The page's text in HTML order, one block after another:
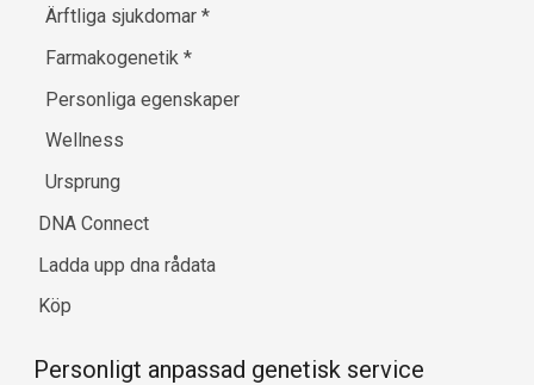
Ärftliga sjukdomar*
Farmakogenetik*
Personliga egenskaper
Wellness
Ursprung
DNA Connect
Ladda upp dna rådata
Köp
Personligt anpassad genetisk service